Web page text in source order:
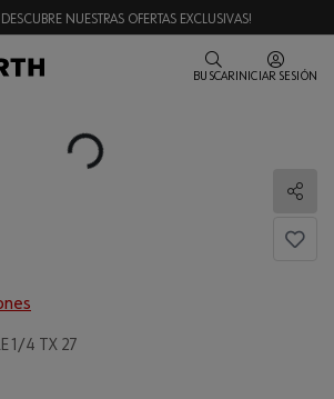
DESCUBRE NUESTRAS OFERTAS EXCLUSIVAS!
BUSCAR INICIAR SESIÓN
Loading...
1/4 TX 27